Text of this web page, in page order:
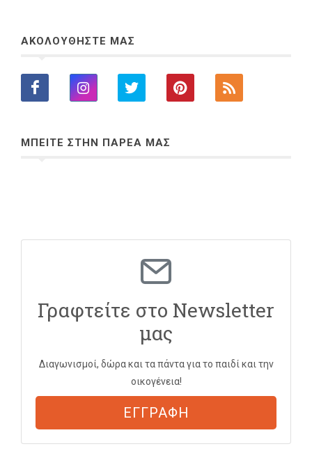
ΑΚΟΛΟΥΘΗΣΤΕ ΜΑΣ
ΜΠΕΙΤΕ ΣΤΗΝ ΠΑΡΕΑ ΜΑΣ
Γραφτείτε στο Newsletter
μας
Διαγωνισμοί, δώρα και τα πάντα για το παιδί και την
οικογένεια!
ΕΓΓΡΑΦΗ